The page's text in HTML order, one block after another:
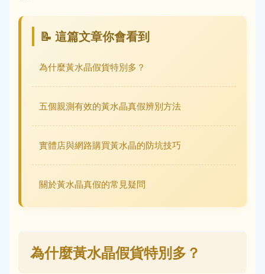
📝 這篇文章你會看到
為什麼黃水晶假貨特別多？
五個親測有效的黃水晶真假辨別方法
實體店與網路購買黃水晶的防坑技巧
關於黃水晶真假的常見疑問
為什麼黃水晶假貨特別多？